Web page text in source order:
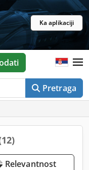
Ka aplikaciji
Pretraga
Relevantnost